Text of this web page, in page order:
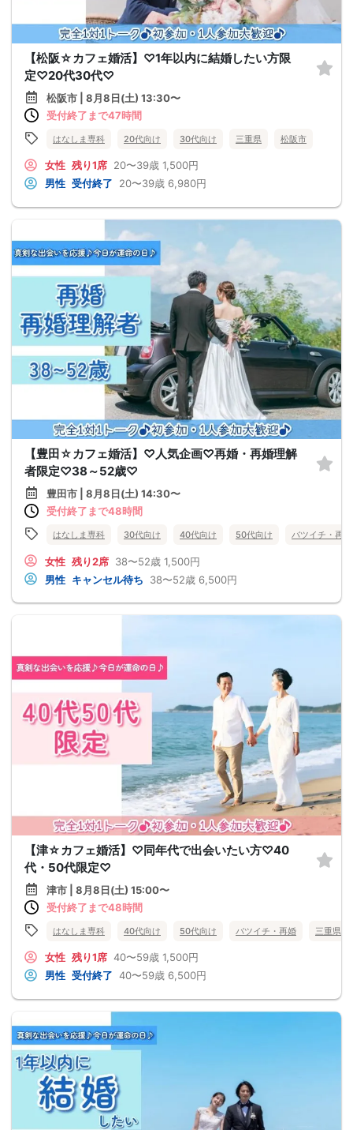
【松阪☆カフェ婚活】♡1年以内に結婚したい方限
定♡20代30代♡
松阪市 | 8月8日(土) 13:30〜
受付終了まで47時間
はなしま専科 20代向け 30代向け 三重県 松阪市
女性 残り1席 20〜39歳 1,500円
男性 受付終了 20〜39歳 6,980円
【豊田☆カフェ婚活】♡人気企画♡再婚・再婚理解
者限定♡38～52歳♡
豊田市 | 8月8日(土) 14:30〜
受付終了まで48時間
はなしま専科 30代向け 40代向け 50代向け バツイチ・再婚
女性 残り2席 38〜52歳 1,500円
男性 キャンセル待ち 38〜52歳 6,500円
【津☆カフェ婚活】♡同年代で出会いたい方♡40
代・50代限定♡
津市 | 8月8日(土) 15:00〜
受付終了まで48時間
はなしま専科 40代向け 50代向け バツイチ・再婚 三重県
女性 残り1席 40〜59歳 1,500円
男性 受付終了 40〜59歳 6,500円